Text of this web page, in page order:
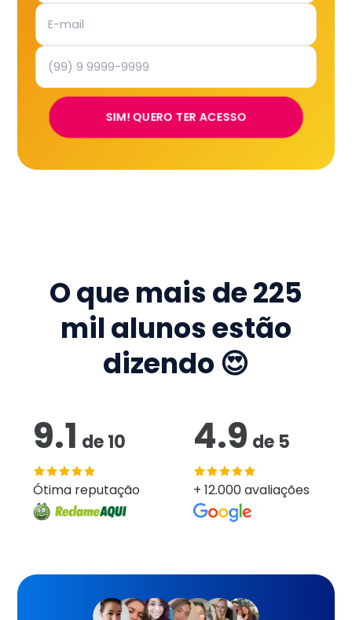
SIM! QUERO TER ACESSO
O que mais de225
mil alunos estão
dizendo 😍
9.1 de10
Ótima reputação
4.9 de 5
+ 12.000 avaliações